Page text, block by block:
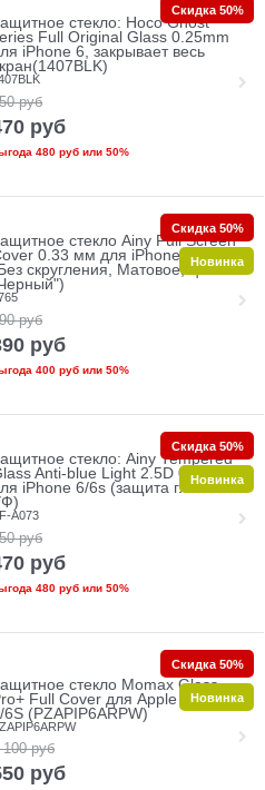
стекло: Hoco Ghost
Full Original Glass 0.25mm
iPhone 6, закрывает весь
руб
руб
480 рубили 50%
Скидка 50%
стекло Ainy Full Screen
0.33 мм для iPhone 6/6s
скругления, Матовое, цвет
руб
руб
400 рубили 50%
Скидка 50%
Новинка
стекло: Ainy Tempered
Anti-blue Light 2.5D 0.33mm
iPhone 6/6s (защита глаз от
A073
руб
руб
480 рубили 50%
Скидка 50%
Новинка
стекло Momax Glass
Full Cover для Apple iPhone
6S (PZAPIP6ARPW)
100 руб
руб
Скидка 50%
Новинка